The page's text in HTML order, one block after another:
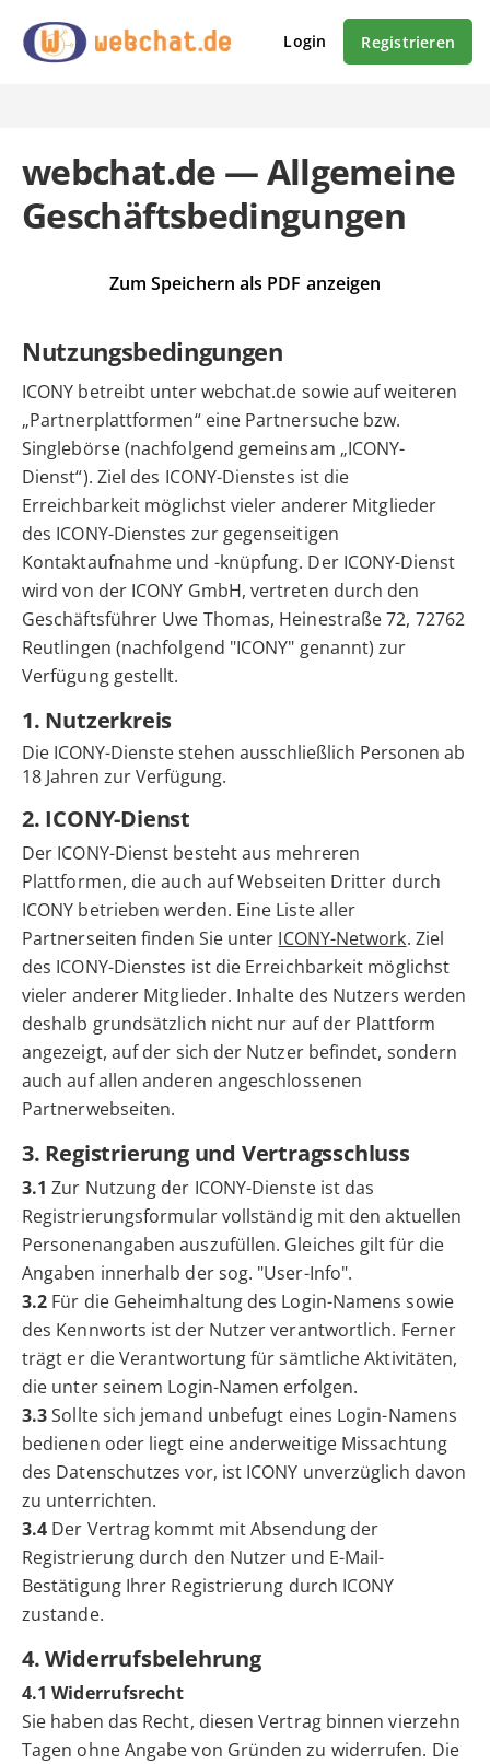
Login Registrieren
webchat.de — Allgemeine
Geschäftsbedingungen
Zum Speichern als PDF anzeigen
Nutzungsbedingungen
ICONY betreibt unter webchat.de sowie auf weiteren
„Partnerplattformen“ eine Partnersuche bzw.
Singlebörse (nachfolgend gemeinsam „ICONY-
Dienst“). Ziel des ICONY-Dienstes ist die
Erreichbarkeit möglichst vieler anderer Mitglieder
des ICONY-Dienstes zur gegenseitigen
Kontaktaufnahme und -knüpfung. Der ICONY-Dienst
wird von der ICONY GmbH, vertreten durch den
Geschäftsführer Uwe Thomas, Heinestraße 72, 72762
Reutlingen (nachfolgend "ICONY" genannt) zur
Verfügung gestellt.
1. Nutzerkreis
Die ICONY-Dienste stehen ausschließlich Personen ab
18 Jahren zur Verfügung.
2. ICONY-Dienst
Der ICONY-Dienst besteht aus mehreren
Plattformen, die auch auf Webseiten Dritter durch
ICONY betrieben werden. Eine Liste aller
Partnerseiten finden Sie unter ICONY-Network. Ziel
des ICONY-Dienstes ist die Erreichbarkeit möglichst
vieler anderer Mitglieder. Inhalte des Nutzers werden
deshalb grundsätzlich nicht nur auf der Plattform
angezeigt, auf der sich der Nutzer befindet, sondern
auch auf allen anderen angeschlossenen
Partnerwebseiten.
3. Registrierung und Vertragsschluss
3.1 Zur Nutzung der ICONY-Dienste ist das
Registrierungsformular vollständig mit den aktuellen
Personenangaben auszufüllen. Gleiches gilt für die
Angaben innerhalb der sog. "User-Info".
3.2 Für die Geheimhaltung des Login-Namens sowie
des Kennworts ist der Nutzer verantwortlich. Ferner
trägt er die Verantwortung für sämtliche Aktivitäten,
die unter seinem Login-Namen erfolgen.
3.3Sollte sich jemand unbefugt eines Login-Namens
bedienen oder liegt eine anderweitige Missachtung
des Datenschutzes vor, ist ICONY unverzüglich davon
zu unterrichten.
3.4 Der Vertrag kommt mit Absendung der
Registrierung durch den Nutzer und E-Mail-
Bestätigung Ihrer Registrierung durch ICONY
zustande.
4. Widerrufsbelehrung
4.1 Widerrufsrecht
Sie haben das Recht, diesen Vertrag binnen vierzehn
Tagen ohne Angabe von Gründen zu widerrufen. Die